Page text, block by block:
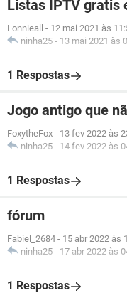
Listas IPTV gratis
Lonnieall - 12 mai 2021 às
ninha25 - 13 mai 2021 às
1 Respostas
Jogo antigo que
FoxytheFox - 13 fev 2022 às
ninha25 - 14 fev 2022 às
1 Respostas
fórum
Fabiel_2684 - 15 abr 2022 às
ninha25 - 17 abr 2022 às
1 Respostas